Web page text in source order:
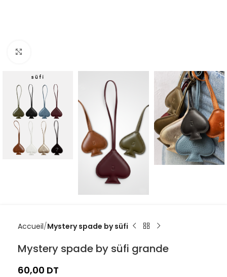
Accueil Mystery spade by süfi
Mystery spade by süfi grande
60,00 DT